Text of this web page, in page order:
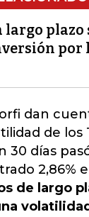
largo plazo
por
dan
de los
días
2,86%
de largo